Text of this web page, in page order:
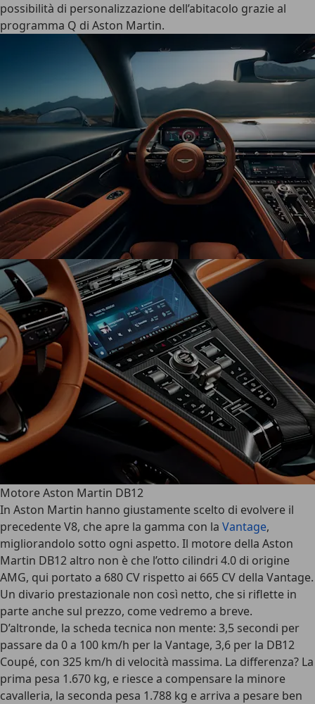
possibilità di personalizzazione dell’abitacolo grazie al
programma Q di Aston Martin.
Motore Aston Martin DB12
In Aston Martin hanno giustamente scelto di evolvere il
precedente V8, che apre la gamma con la Vantage,
migliorandolo sotto ogni aspetto. Il motore della Aston
Martin DB12altro non è che l’otto cilindri 4.0 di origine
AMG, qui portato a 680 CV rispetto ai 665 CV della Vantage.
Un divario prestazionale non così netto, che si riflette in
parte anche sul prezzo, come vedremo a breve.
D’altronde, la scheda tecnica non mente: 3,5 secondi per
passare da 0 a 100 km/h per la Vantage, 3,6 per la DB12
Coupé, con 325 km/h di velocità massima. La differenza? La
prima pesa 1.670 kg, e riesce a compensare la minore
cavalleria, la seconda pesa 1.788 kg e arriva a pesare ben